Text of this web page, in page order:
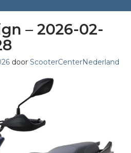
– 2026-02-
door ScooterCenterNederland